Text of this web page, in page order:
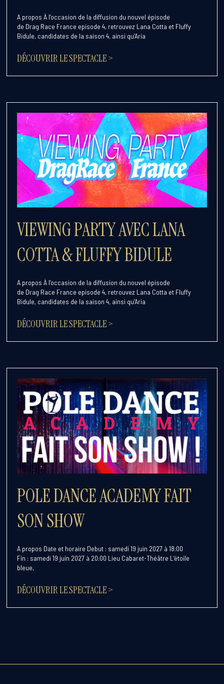
A propos À l’occasion de la diffusion du nouvel épisode
de Drag Race France episode 4, retrouvez Lana Cotta et Fluffy
Bidule, candidates de la saison 4, ainsi qu’Aria
DÉCOUVRIR LE SPECTACLE >
VIEWING PARTY AVEC LANA
COTTA & FLUFFY BIDULE
A propos À l’occasion de la diffusion du nouvel épisode
de Drag Race France episode 4, retrouvez Lana Cotta et Fluffy
Bidule, candidates de la saison 4, ainsi qu’Aria
DÉCOUVRIR LE SPECTACLE >
POLE DANCE ACADEMY FAIT
SON SHOW
A propos Date et horaire Debut : samedi 19 juin 2027 à 18:00
Fin : samedi 19 juin 2027 à 20:00 Lieu Cabaret-Théâtre L’étoile
bleue,
DÉCOUVRIR LE SPECTACLE >